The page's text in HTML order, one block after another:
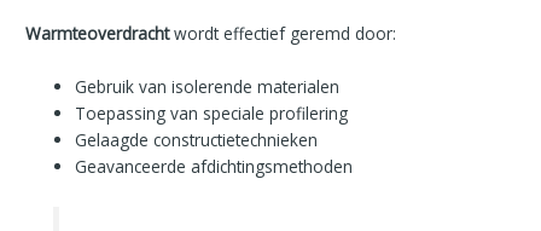
Warmteoverdrachtwordt effectief geremd door:
Gebruik van isolerende materialen
Toepassing van speciale profilering
Gelaagde constructietechnieken
Geavanceerde afdichtingsmethoden